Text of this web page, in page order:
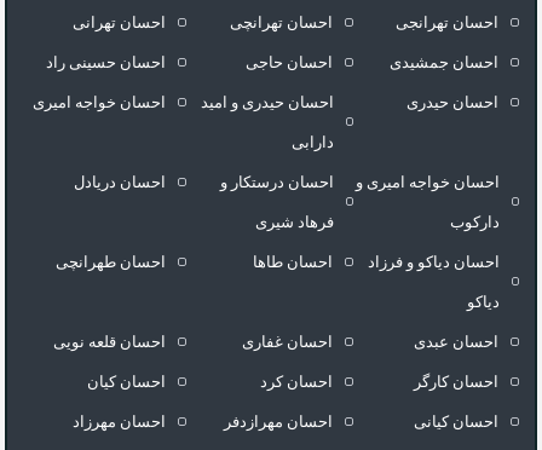
احسان تهرانجی احسان تهرانچی احسان تهرانی
احسان جمشیدی احسان حاجی احسان حسینی راد
احسان حیدری احسان حیدری و امید
دارابی
احسان خواجه امیری
احسان خواجه امیری و
دارکوب
احسان درستكار و
فرهاد شيرى
احسان دریادل
احسان دیاکو و فرزاد
دیاکو
احسان طاها احسان طهرانچی
احسان عبدی احسان غفاری احسان قلعه نویی
احسان کارگر احسان کرد احسان کیان
احسان کیانی احسان مهرازدفر احسان مهرزاد